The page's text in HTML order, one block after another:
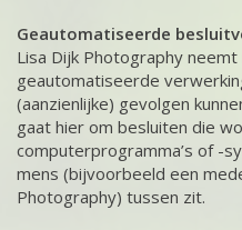
Geautomatiseerde
Lisa Dijk Photography
geautomatiseerde
(aanzienlijke) gevolgen
gaat hier om besluiten die
computerprogramma’s of -
mens (bijvoorbeeld een
Photography) tussen zit.